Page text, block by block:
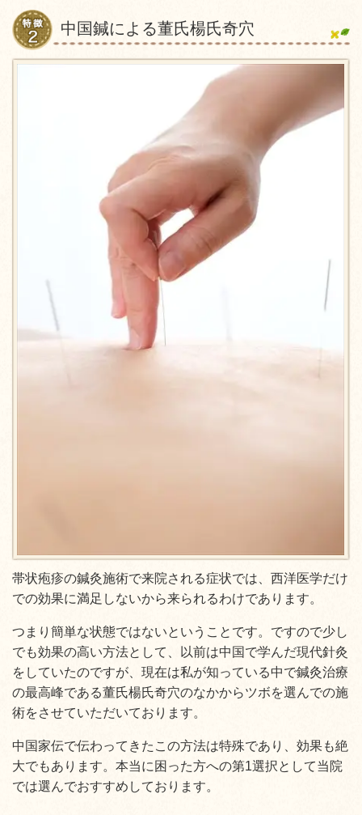
中国鍼による董氏楊氏奇穴
帯状疱疹の鍼灸施術で来院される症状では、西洋医学だけ
での効果に満足しないから来られるわけであります。
つまり簡単な状態ではないということです。ですので少し
でも効果の高い方法として、以前は中国で学んだ現代針灸
をしていたのですが、現在は私が知っている中で鍼灸治療
の最高峰である董氏楊氏奇穴のなかからツボを選んでの施
術をさせていただいております。
中国家伝で伝わってきたこの方法は特殊であり、効果も絶
大でもあります。本当に困った方への第1選択として当院
では選んでおすすめしております。